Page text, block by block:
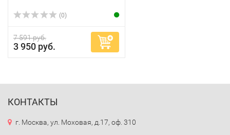
(0)
7 591 руб.
3 950 руб.
КОНТАКТЫ
г. Москва, ул. Моховая, д.17, оф. 310